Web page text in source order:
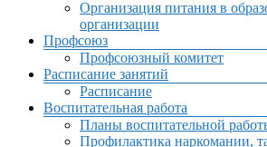
Организация питания в
организации
Профсоюз
Профсоюзный комитет
Расписание занятий
Расписание
Воспитательная работа
Планы воспитательной
Профилактика наркомании,